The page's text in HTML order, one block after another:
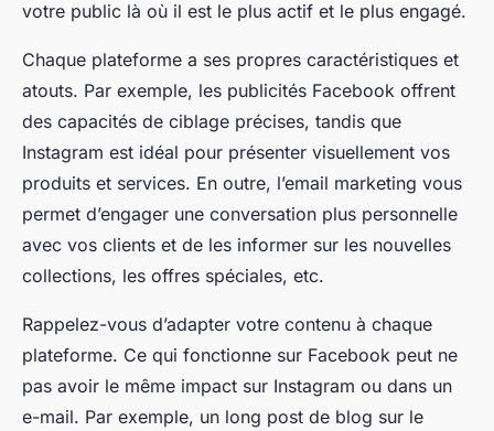
votre public là où il est le plus actif et le plus engagé.
Chaque plateforme a ses propres caractéristiques et
atouts. Par exemple, les publicités Facebook offrent
des capacités de ciblage précises, tandis que
Instagram est idéal pour présenter visuellement vos
produits et services. En outre, l’email marketing vous
permet d’engager une conversation plus personnelle
avec vos clients et de les informer sur les nouvelles
collections, les offres spéciales, etc.
Rappelez-vous d’adapter votre contenu à chaque
plateforme. Ce qui fonctionne sur Facebook peut ne
pas avoir le même impact sur Instagram ou dans un
e-mail. Par exemple, un long post de blog sur le